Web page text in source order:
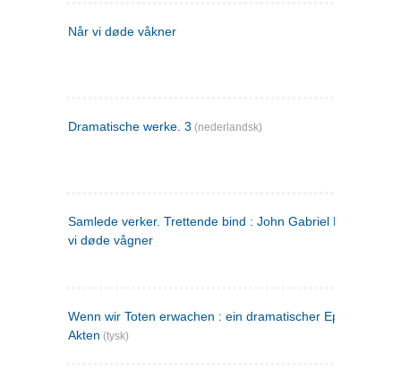
Når vi døde våkner
Dramatische werke. 3 (nederlandsk)
Samlede verker. Trettende bind : John Gabriel Borkman ;
vi døde vågner
Wenn wir Toten erwachen : ein dramatischer Epilog in drei
Akten (tysk)